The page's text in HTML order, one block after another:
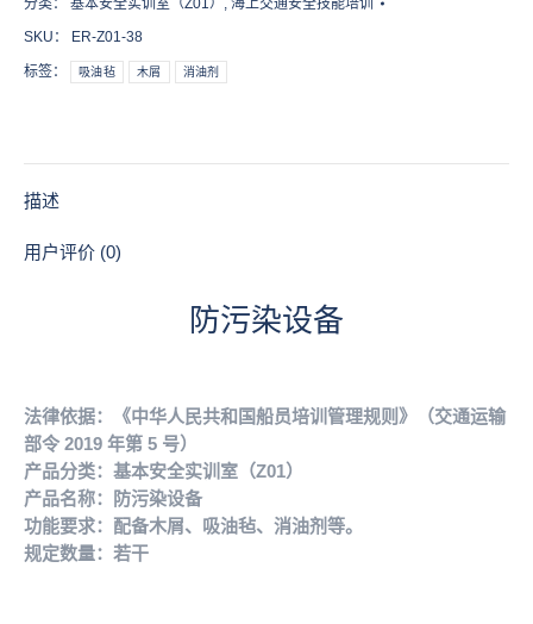
量
分类： 基本安全实训室（Z01） , 海上交通安全技能培训
SKU：
ER-Z01-38
标签： 吸油毡 木屑 消油剂
描述
用户评价 (0)
防污染设备
法律依据：《中华人民共和国船员培训管理规则》（交通运输
部令 2019 年第 5 号）
产品分类：基本安全实训室（Z01）
产品名称：防污染设备
功能要求：配备木屑、吸油毡、消油剂等。
规定数量：若干